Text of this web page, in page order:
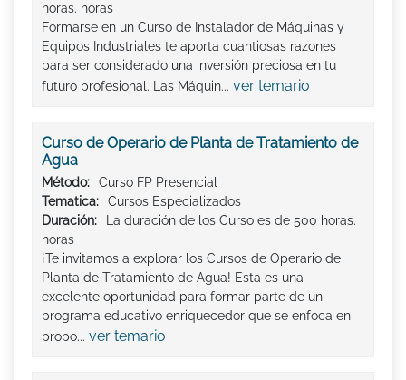
horas. horas
Formarse en un Curso de Instalador de Máquinas y
Equipos Industriales te aporta cuantiosas razones
para ser considerado una inversión preciosa en tu
futuro profesional. Las Máquin... ver temario
Curso de Operario de Planta de Tratamiento de
Agua
Método:
Curso FP Presencial
Tematica:
Cursos Especializados
Duración:
La duración de los Curso es de 500 horas.
horas
¡Te invitamos a explorar los Cursos de Operario de
Planta de Tratamiento de Agua! Esta es una
excelente oportunidad para formar parte de un
programa educativo enriquecedor que se enfoca en
propo... ver temario